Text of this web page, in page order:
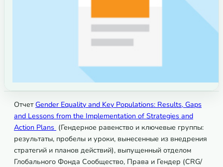
ОтчетGender Equality and Key Populations: Results, Gaps
and Lessons from the Implementation of Strategies and
Action Plans (Гендерное равенство и ключевые группы:
результаты, пробелы и уроки, вынесенные из внедрения
стратегий и планов действий), выпущенный отделом
Глобального Фонда Сообщество, Права и Гендер (CRG/